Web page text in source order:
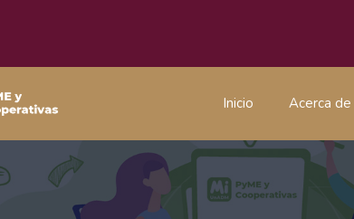
Inicio Acerca de